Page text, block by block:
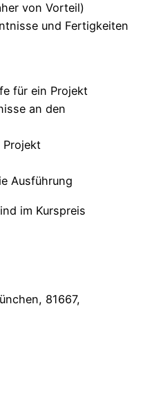
von Vorteil)
und Fertigkeiten
für ein Projekt
an den
Ausführung
im Kurspreis
81667,